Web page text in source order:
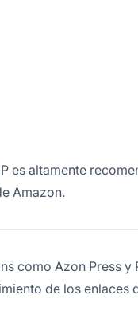
es altamente
Amazon.
como Azon Press
de los enlaces